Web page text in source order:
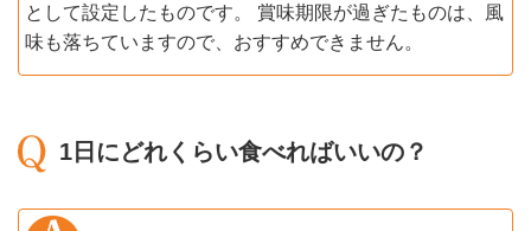
として設定したものです。 賞味期限が過ぎたものは、風
味も落ちていますので、おすすめできません。
1日にどれくらい食べればいいの？